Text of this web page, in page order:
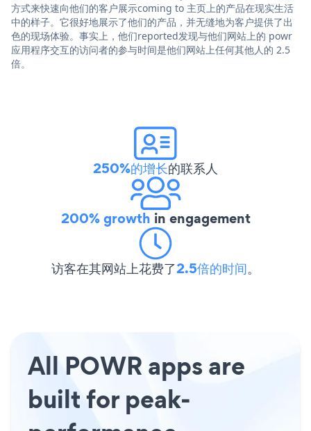
方式来快速向他们的客户展示coming to 主页上的产品在现实生活
中的样子。它很好地展示了他们的产品，并无缝地为客户提供了出
色的现场体验。事实上，他们reported发现与他们网站上的 powr
应用程序交互的访问者的参与时间是他们网站上任何其他人的 2.5
倍。
250%的增长的联系人
200% growth in engagement
访客在其网站上花费了2.5倍的时间。
All POWR apps are
built for peak-